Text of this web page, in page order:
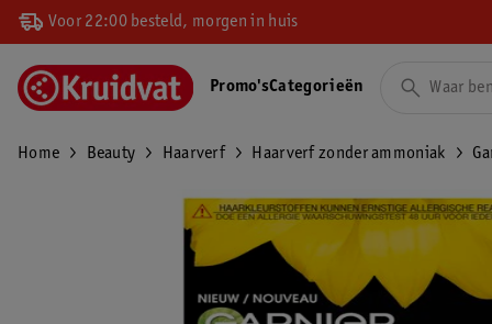
Voor 22:00 besteld, morgen in huis
Promo'sCategorieën
Home Beauty Haarverf Haarverf zonder ammoniak